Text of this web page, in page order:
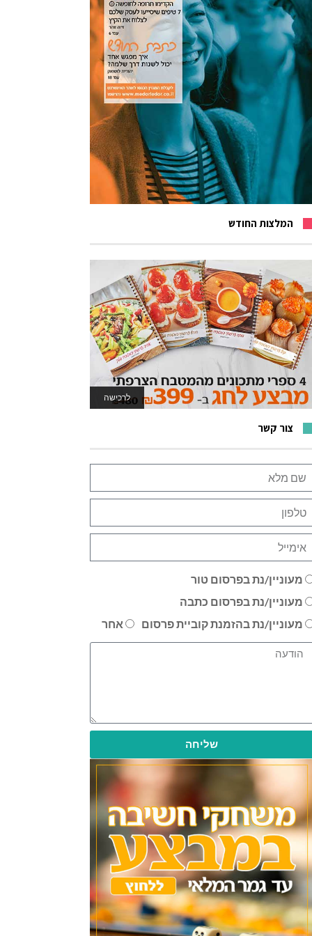
המלצות החודש
לרכישה
לאתר המשחקים
צור קשר
מעוניין/נת בפרסום טור
מעוניין/נת בפרסום כתבה
מעוניין/נת בהזמנת קוביית פרסום
אחר
שליחה